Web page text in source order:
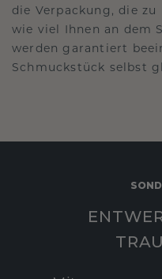
die Verpackung, die
wie viel Ihnen an dem
werden garantiert
Schmuckstück selbst